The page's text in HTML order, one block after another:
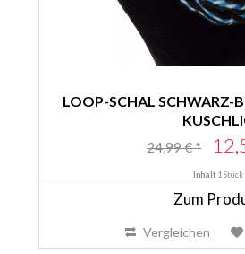
LOOP-SCHAL SCHWARZ-
USCHLIG
24,99 € *
Inhalt 1 Stück
Zum
Vergleichen